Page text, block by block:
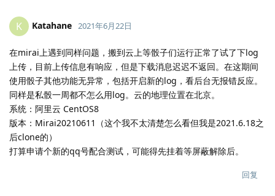
K Katahane 2021年6月22日
在mirai上遇到同样问题，搬到云上等骰子们运行正常了试了下log
上传，目前上传信息有响应，但是下载消息迟迟不返回。在这期间
使用骰子其他功能无异常，包括开启新的log，看后台无报错反应。
同样是私骰一周都不怎么用log。云的地理位置在北京。
系统：阿里云 CentOS8
版本：Mirai20210611（这个我不太清楚怎么看但我是2021.6.18之
后clone的）
打算申请个新的qq号配合测试，可能得先挂着等屏蔽解除后。
回复